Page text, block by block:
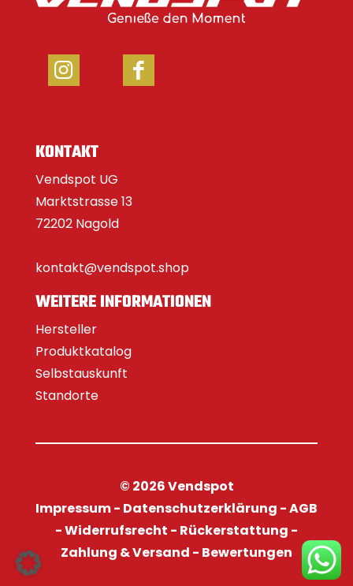
KONTAKT
Vendspot UG
Marktstrasse 13
72202 Nagold
kontakt@vendspot.shop
WEITERE INFORMATIONEN
Hersteller
Produktkatalog
Selbstauskunft
Standorte
© 2026 Vendspot
Impressum- Datenschutzerklärung -AGB
-Widerrufsrecht - Rückerstattung -
Zahlung & Versand - Bewertungen